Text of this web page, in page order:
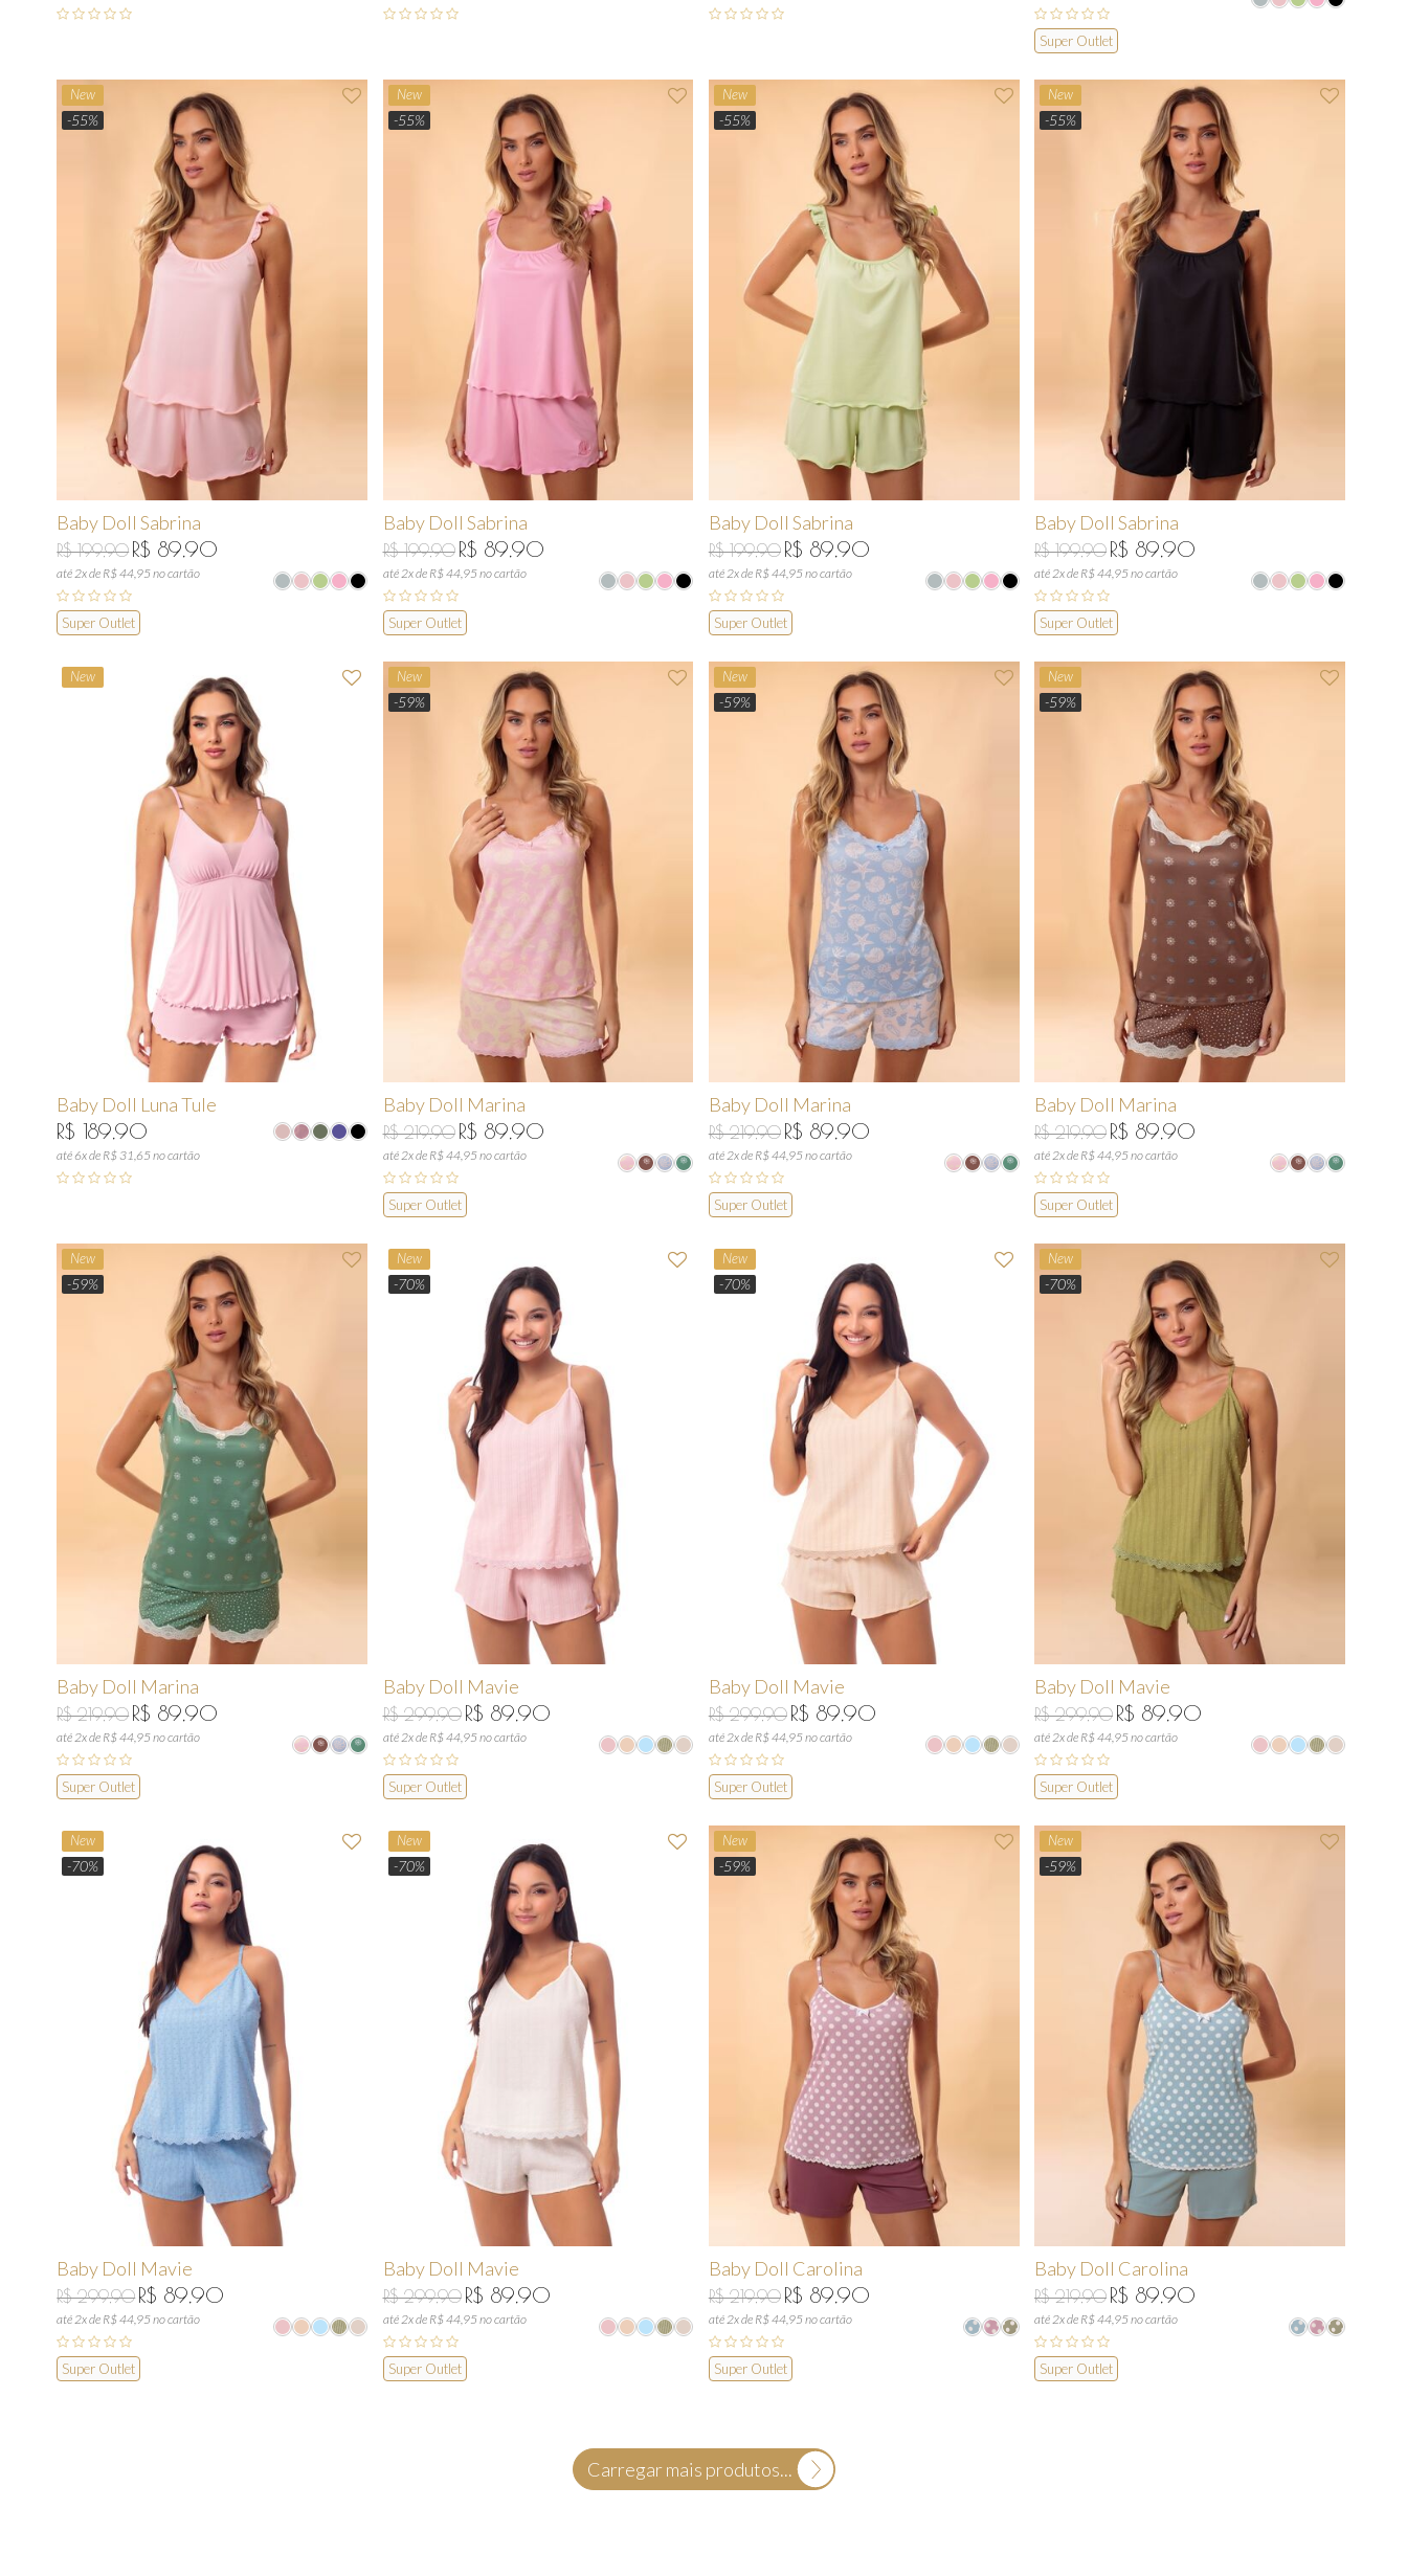
Super Outlet
New
-55%
Baby Doll Sabrina
R$ 199,90 R$ 89,90
até 2x de R$ 44,95 no cartão
Super Outlet
New
-55%
Baby Doll Sabrina
R$ 199,90 R$ 89,90
até 2x de R$ 44,95 no cartão
Super Outlet
New
-55%
Baby Doll Sabrina
R$ 199,90 R$ 89,90
até 2x de R$ 44,95 no cartão
Super Outlet
New
-55%
Baby Doll Sabrina
R$ 199,90 R$ 89,90
até 2x de R$ 44,95 no cartão
Super Outlet
New
Baby Doll Luna Tule
R$ 189,90
até 6x de R$ 31,65 no cartão
New
-59%
Baby Doll Marina
R$ 219,90 R$ 89,90
até 2x de R$ 44,95 no cartão
Super Outlet
New
-59%
Baby Doll Marina
R$ 219,90 R$ 89,90
até 2x de R$ 44,95 no cartão
Super Outlet
New
-59%
Baby Doll Marina
R$ 219,90 R$ 89,90
até 2x de R$ 44,95 no cartão
Super Outlet
New
-59%
Baby Doll Marina
R$ 219,90 R$ 89,90
até 2x de R$ 44,95 no cartão
Super Outlet
New
-70%
Baby Doll Mavie
R$ 299,90 R$ 89,90
até 2x de R$ 44,95 no cartão
Super Outlet
New
-70%
Baby Doll Mavie
R$ 299,90 R$ 89,90
até 2x de R$ 44,95 no cartão
Super Outlet
New
-70%
Baby Doll Mavie
R$ 299,90 R$ 89,90
até 2x de R$ 44,95 no cartão
Super Outlet
New
-70%
Baby Doll Mavie
R$ 299,90 R$ 89,90
até 2x de R$ 44,95 no cartão
Super Outlet
New
-70%
Baby Doll Mavie
R$ 299,90 R$ 89,90
até 2x de R$ 44,95 no cartão
Super Outlet
New
-59%
Baby Doll Carolina
R$ 219,90 R$ 89,90
até 2x de R$ 44,95 no cartão
Super Outlet
New
-59%
Baby Doll Carolina
R$ 219,90 R$ 89,90
até 2x de R$ 44,95 no cartão
Super Outlet
Carregar mais produtos...